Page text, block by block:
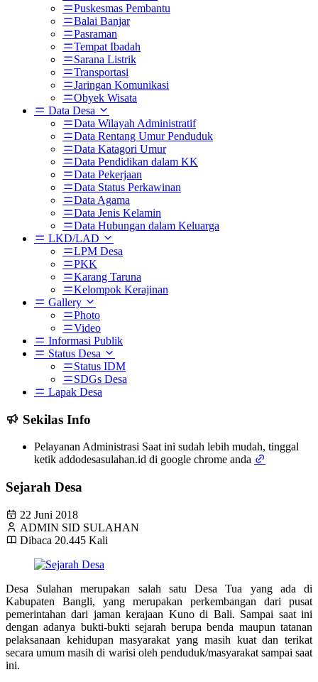
Puskesmas Pembantu
Balai Banjar
Pasraman
Tempat Ibadah
Sarana Listrik
Transportasi
Jaringan Komunikasi
Obyek Wisata
Data Desa
Data Wilayah Administratif
Data Rentang Umur Penduduk
Data Katagori Umur
Data Pendidikan dalam KK
Data Pekerjaan
Data Status Perkawinan
Data Agama
Data Jenis Kelamin
Data Hubungan dalam Keluarga
LKD/LAD
LPM Desa
PKK
Karang Taruna
Kelompok Kerajinan
Gallery
Photo
Video
Informasi Publik
Status Desa
Status IDM
SDGs Desa
Lapak Desa
Sekilas Info
Pelayanan Administrasi Saat ini sudah lebih mudah, tinggal
ketik addodesasulahan.id di google chrome anda
Sejarah Desa
22 Juni 2018
ADMIN SID SULAHAN
Dibaca 20.445 Kali
Desa Sulahan merupakan salah satu Desa Tua yang ada di
Kabupaten Bangli, yang merupakan perkembangan dari pusat
pemerintahan dari jaman kerajaan Kuno di Bali. Sampai saat ini
dengan adanya bukti-bukti sejarah berupa benda maupun tatanan
pelaksanaan kehidupan masyarakat yang masih kuat dan terikat
secara umum masih di warisi oleh penduduk/masyarakat sampai saat
ini.